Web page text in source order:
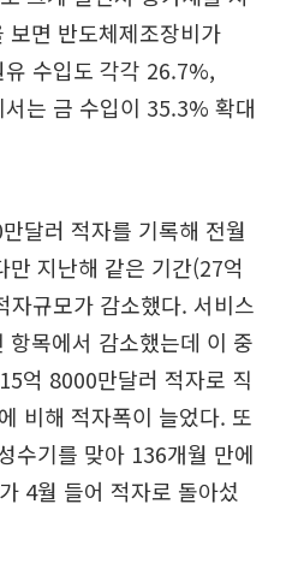
보면 반도체제조장비가
수입도 각각 26.7%,
는 금 수입이 35.3% 확대
달러 적자를 기록해 전월
지난해 같은 기간(27억
자규모가 감소했다. 서비스
목에서 감소했는데 이 중
억 8000만달러 적자로 직
비해 적자폭이 늘었다. 또
수기를 맞아 136개월 만에
4월 들어 적자로 돌아섰